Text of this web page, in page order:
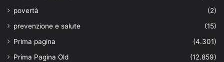
povertà
(2)
prevenzione e salute
(15)
Prima pagina
(4.301)
Prima Pagina Old
(12.859)